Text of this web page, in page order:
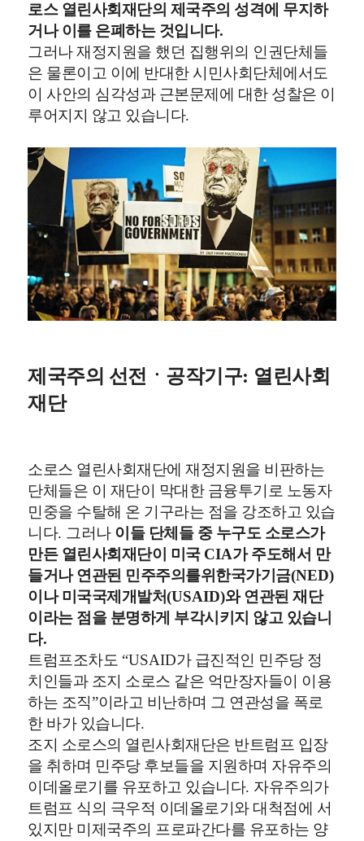
로스 열린사회재단의 제국주의 성격에 무지하
거나 이를 은폐하는 것입니다.
그러나 재정지원을 했던 집행위의 인권단체들
은 물론이고 이에 반대한 시민사회단체에서도
이 사안의 심각성과 근본문제에 대한 성찰은 이
루어지지 않고 있습니다.
제국주의 선전ㆍ공작기구: 열린사회
재단
소로스 열린사회재단에 재정지원을 비판하는
단체들은 이 재단이 막대한 금융투기로 노동자
민중을 수탈해 온 기구라는 점을 강조하고 있습
니다. 그러나 이들 단체들 중 누구도 소로스가
만든 열린사회재단이 미국 CIA가 주도해서 만
들거나 연관된 민주주의를위한국가기금(NED)
이나 미국국제개발처(USAID)와 연관된 재단
이라는 점을 분명하게 부각시키지 않고 있습니
다.
트럼프조차도 “USAID가 급진적인 민주당 정
치인들과 조지 소로스 같은 억만장자들이 이용
하는 조직”이라고 비난하며 그 연관성을 폭로
한 바가 있습니다.
조지 소로스의 열린사회재단은 반트럼프 입장
을 취하며 민주당 후보들을 지원하며 자유주의
이데올로기를 유포하고 있습니다. 자유주의가
트럼프 식의 극우적 이데올로기와 대척점에 서
있지만 미제국주의 프로파간다를 유포하는 양